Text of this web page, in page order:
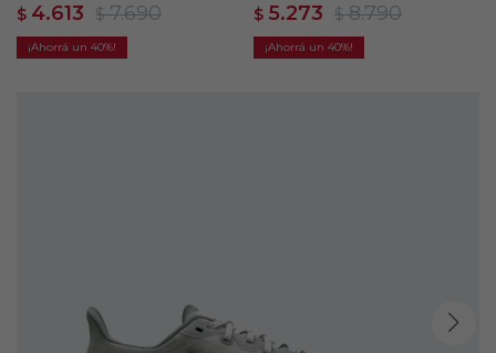
$ 4.613 $ 7.690
40
$ 5.273 $ 8.790
40